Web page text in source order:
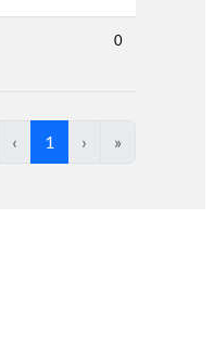
0
‹ 1 › »